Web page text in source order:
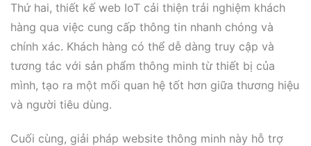
Thứ hai, thiết kế web IoT cải thiện trải nghiệm khách
hàng qua việc cung cấp thông tin nhanh chóng và
chính xác. Khách hàng có thể dễ dàng truy cập và
tương tác với sản phẩm thông minh từ thiết bị của
mình, tạo ra một mối quan hệ tốt hơn giữa thương hiệu
và người tiêu dùng.
Cuối cùng, giải pháp website thông minh này hỗ trợ